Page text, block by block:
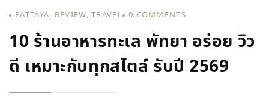
PATTAYA, REVIEW,TRAVEL 0 COMMENTS
10 ร้านอาหารทะเล พัทยา อร่อย วิว
ดี เหมาะกับทุกสไตล์ รับปี 2569